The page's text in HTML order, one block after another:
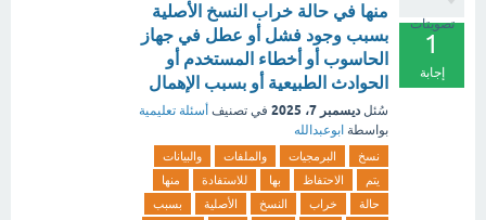
تصويتات
1
إجابة
منها في حالة خراب النسخ الأصلية
بسبب وجود فشل أو عطل في جهاز
الحاسوب أو أخطاء المستخدم أو
الحوادث الطبيعية أو بسبب الإهمال
سُئل ديسمبر 7، 2025 في تصنيف أسئلة تعليمية
بواسطة ابوعبدالله
نسخ البرمجيات والملفات
والبيانات
يتم
الاحتفاظ بها للاستفادة
منها
حالة
خراب النسخ الأصلية
بسبب